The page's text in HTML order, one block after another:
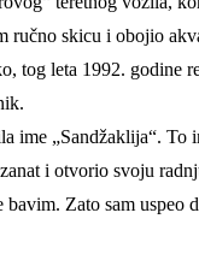
ručno skicu i obojio
leta 1992. godine
„Sandžaklija“.
i otvorio svoju
Zato sam